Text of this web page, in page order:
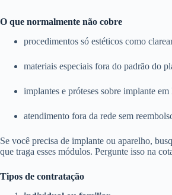
O que normalmente não cobre
procedimentos só estéticos como
materiais especiais fora do padrão do
implantes e próteses sobre implante em
atendimento fora da rede sem
Se você precisa de implante ou aparelho,
que traga esses módulos. Pergunte isso na
Tipos de contratação